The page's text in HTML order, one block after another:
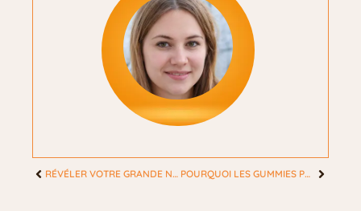
RÉVÉLER VOTRE GRANDE NOUVELLE : QUAND FAUT-IL ANNONCER SA GROSSESSE ? POURQUOI LES GUMMIES PLAISENT-ILS AUTANT ?